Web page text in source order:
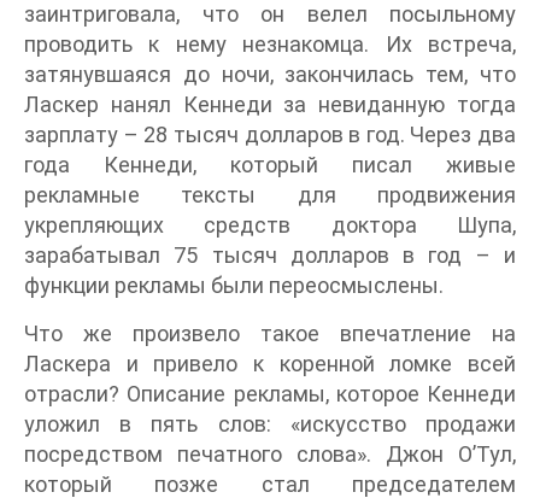
заинтриговала, что он велел посыльному
проводить к нему незнакомца. Их встреча,
затянувшаяся до ночи, закончилась тем, что
Ласкер нанял Кеннеди за невиданную тогда
зарплату – 28 тысяч долларов в год. Через два
года Кеннеди, который писал живые
рекламные тексты для продвижения
укрепляющих средств доктора Шупа,
зарабатывал 75 тысяч долларов в год – и
функции рекламы были переосмыслены.
Что же произвело такое впечатление на
Ласкера и привело к коренной ломке всей
отрасли? Описание рекламы, которое Кеннеди
уложил в пять слов: «искусство продажи
посредством печатного слова». Джон О’Тул,
который позже стал председателем